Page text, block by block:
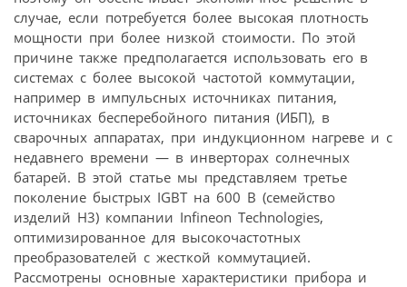
случае, если потребуется более высокая плотность
мощности при более низкой стоимости. По этой
причине также предполагается использовать его в
системах с более высокой частотой коммутации,
например в импульсных источниках питания,
источниках бесперебойного питания (ИБП), в
сварочных аппаратах, при индукционном нагреве и с
недавнего времени — в инверторах солнечных
батарей. В этой статье мы представляем третье
поколение быстрых IGBT на 600 В (семейство
изделий H3) компании Infineon Technologies,
оптимизированное для высокочастотных
преобразователей с жесткой коммутацией.
Рассмотрены основные характеристики прибора и